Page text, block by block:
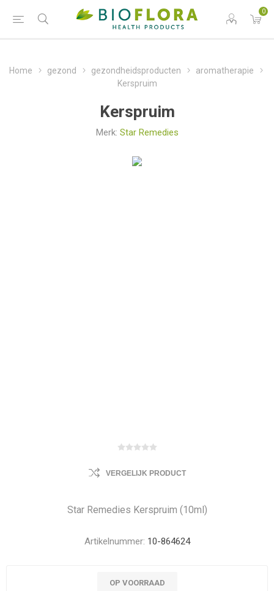
0
Home gezond gezondheidsproducten
aromatherapie
Kerspruim
Kerspruim
Merk: Star Remedies
VERGELIJK PRODUCT
Star Remedies Kerspruim (10ml)
Artikelnummer: 10-864624
OP VOORRAAD